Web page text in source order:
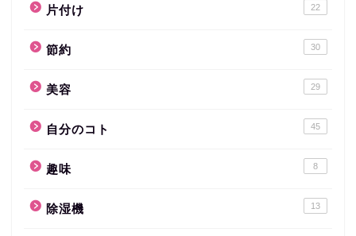
片付け 22
節約 30
美容 29
自分のコト 45
趣味 8
除湿機 13